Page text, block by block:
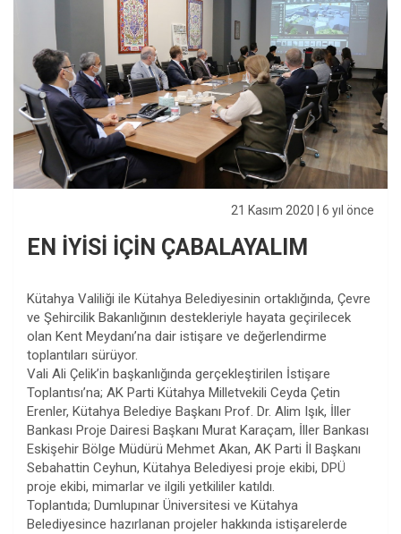
21 Kasım 2020 | 6 yıl önce
EN İYİSİ İÇİN ÇABALAYALIM
Kütahya Valiliği ile Kütahya Belediyesinin ortaklığında, Çevre
ve Şehircilik Bakanlığının destekleriyle hayata geçirilecek
olan Kent Meydanı’na dair istişare ve değerlendirme
toplantıları sürüyor.
Vali Ali Çelik’in başkanlığında gerçekleştirilen İstişare
Toplantısı’na; AK Parti Kütahya Milletvekili Ceyda Çetin
Erenler, Kütahya Belediye Başkanı Prof. Dr. Alim Işık, İller
Bankası Proje Dairesi Başkanı Murat Karaçam, İller Bankası
Eskişehir Bölge Müdürü Mehmet Akan, AK Parti İl Başkanı
Sebahattin Ceyhun, Kütahya Belediyesi proje ekibi, DPÜ
proje ekibi, mimarlar ve ilgili yetkililer katıldı.
Toplantıda; Dumlupınar Üniversitesi ve Kütahya
Belediyesince hazırlanan projeler hakkında istişarelerde